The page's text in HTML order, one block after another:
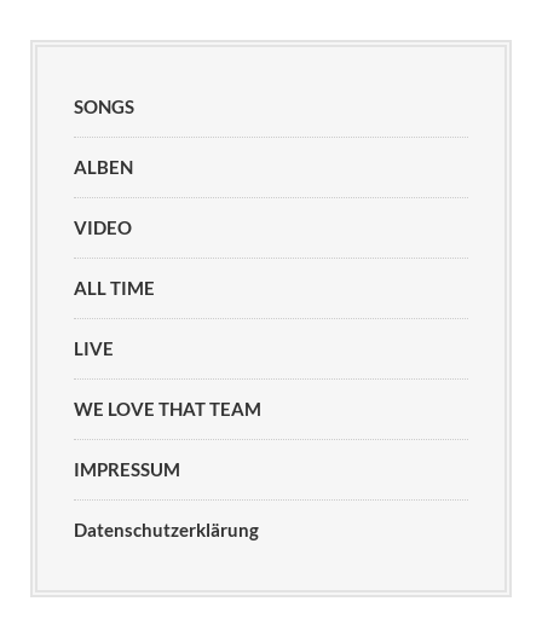
SONGS
ALBEN
VIDEO
ALL TIME
LIVE
WE LOVE THAT TEAM
IMPRESSUM
Datenschutzerklärung